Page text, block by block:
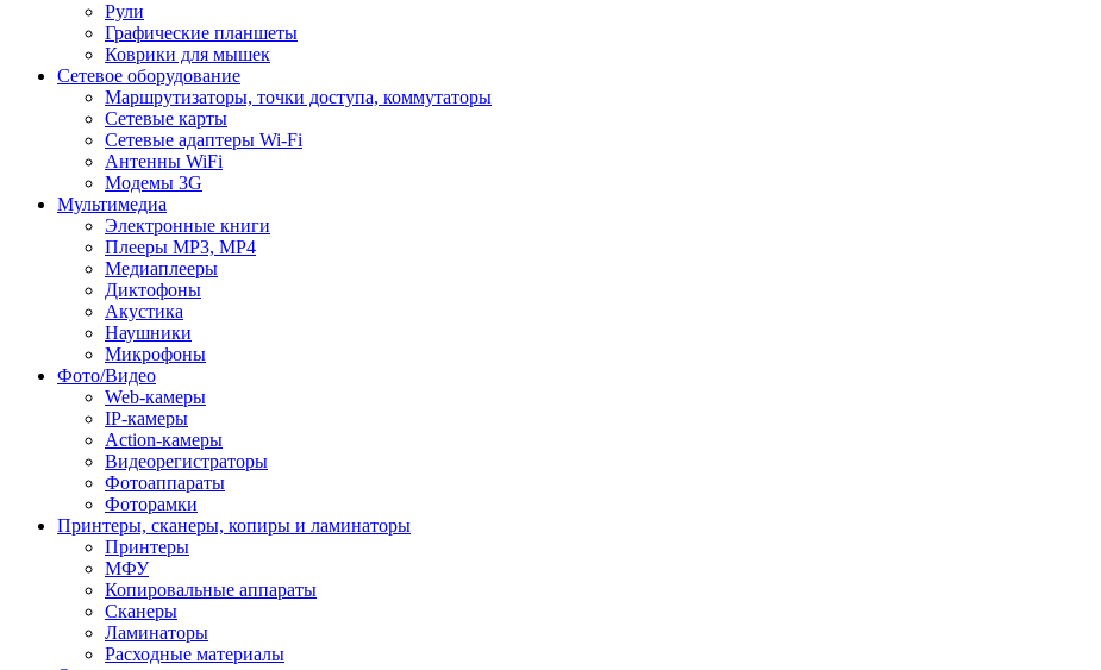
Рули
Графические планшеты
Коврики для мышек
Сетевое оборудование
Маршрутизаторы, точки доступа, коммутаторы
Сетевые карты
Сетевые адаптеры Wi-Fi
Антенны WiFi
Модемы 3G
Мультимедиа
Электронные книги
Плееры MP3, MP4
Медиаплееры
Диктофоны
Акустика
Наушники
Микрофоны
Фото/Видео
Web-камеры
IP-камеры
Action-камеры
Видеорегистраторы
Фотоаппараты
Фоторамки
Принтеры, сканеры, копиры и ламинаторы
Принтеры
МФУ
Копировальные аппараты
Сканеры
Ламинаторы
Расходные материалы